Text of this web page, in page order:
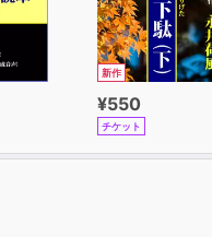
新作
¥550
チケット